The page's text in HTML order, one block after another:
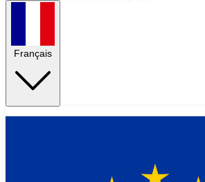
Français